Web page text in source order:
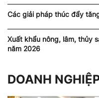
Các giải pháp thúc đẩy
Xuất khẩu nông, lâm, thủy
năm 2026
DOANH